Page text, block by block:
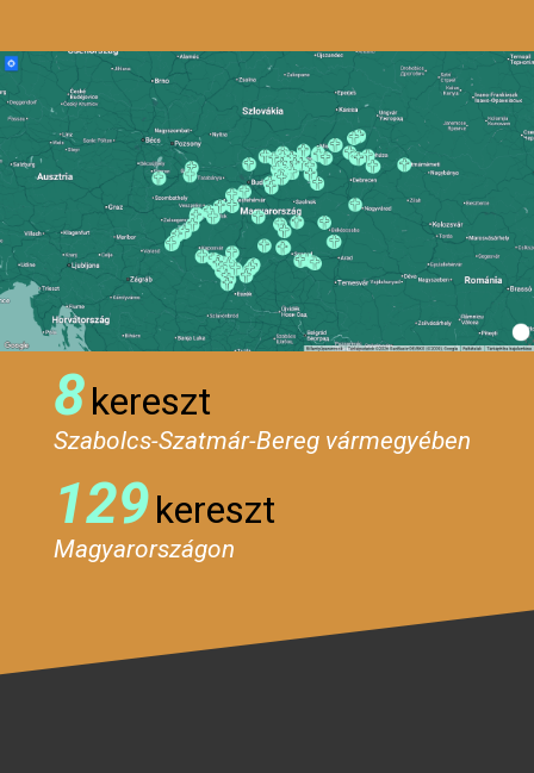
8kereszt
Szabolcs-Szatmár-Bereg vármegyében
129kereszt
Magyarországon